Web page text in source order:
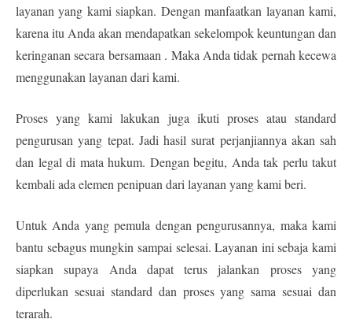
layanan yang kami siapkan. Dengan manfaatkan layanan kami,
karena itu Anda akan mendapatkan sekelompok keuntungan dan
keringanan secara bersamaan . Maka Anda tidak pernah kecewa
menggunakan layanan dari kami.
Proses yang kami lakukan juga ikuti proses atau standard
pengurusan yang tepat. Jadi hasil surat perjanjiannya akan sah
dan legal di mata hukum. Dengan begitu, Anda tak perlu takut
kembali ada elemen penipuan dari layanan yang kami beri.
Untuk Anda yang pemula dengan pengurusannya, maka kami
bantu sebagus mungkin sampai selesai. Layanan ini sebaja kami
siapkan supaya Anda dapat terus jalankan proses yang
diperlukan sesuai standard dan proses yang sama sesuai dan
terarah.